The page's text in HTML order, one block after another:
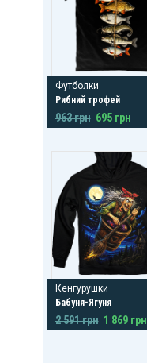
Футболки
Рибний трофей
963 грн 695 грн
Кенгурушки
Бабуня-Ягуня
2 591 грн 1 869 грн